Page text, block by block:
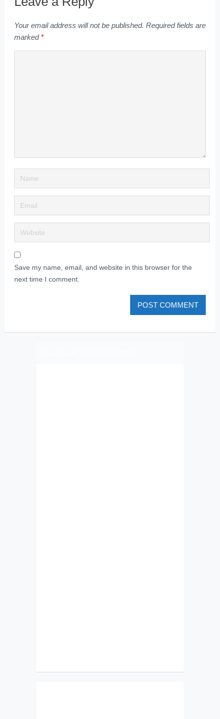
Your email address will not be published. Required fields are
marked *
Save my name, email, and website in this browser for the
next time I comment.